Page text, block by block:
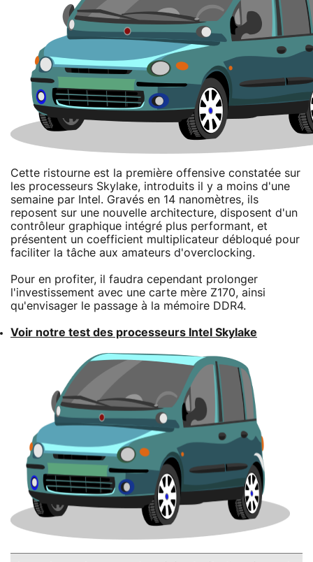
Cette ristourne est la première offensive constatée sur
les processeurs Skylake, introduits il y a moins d'une
semaine par Intel. Gravés en 14 nanomètres, ils
reposent sur une nouvelle architecture, disposent d'un
contrôleur graphique intégré plus performant, et
présentent un coefficient multiplicateur débloqué pour
faciliter la tâche aux amateurs d'overclocking.
Pour en profiter, il faudra cependant prolonger
l'investissement avec une carte mère Z170, ainsi
qu'envisager le passage à la mémoire DDR4.
Voir notre test des processeurs Intel Skylake